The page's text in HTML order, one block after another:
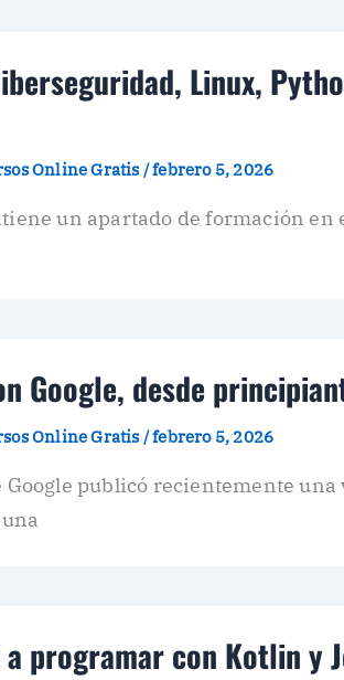
Linux,
Online Gratis /febrero 5, 2026
un apartado de formación en
Google, desde
Online Gratis /febrero 5, 2026
publicó recientemente
programar con Kotlin y